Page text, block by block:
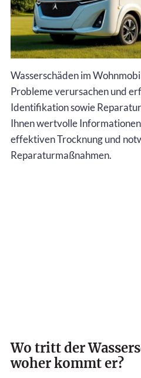
Wasserschäden im
Probleme verursachen und
Identifikation sowie
Ihnen wertvolle
effektiven Trocknung und
Reparaturmaßnahmen.
Wo tritt der
woher kommt er?